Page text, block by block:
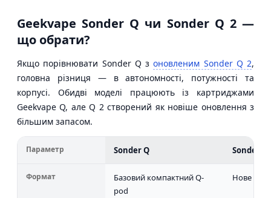
Geekvape Sonder Q чи Sonder Q 2 —
що обрати?
Якщо порівнювати Sonder Q зоновленим Sonder Q 2,
головна різниця — в автономності, потужності та
корпусі. Обидві моделі працюють із картриджами
Geekvape Q, але Q 2 створений як новіше оновлення з
більшим запасом.
Параметр Sonder Q Sonder Q
Формат
Базовий компактний Q-
pod
Нове